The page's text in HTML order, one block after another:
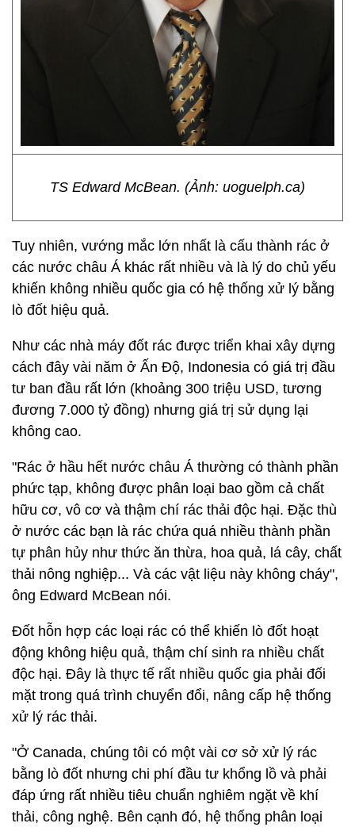
TS Edward McBean. (Ảnh: uoguelph.ca)
Tuy nhiên, vướng mắc lớn nhất là cấu thành rác ở
các nước châu Á khác rất nhiều và là lý do chủ yếu
khiến không nhiều quốc gia có hệ thống xử lý bằng
lò đốt hiệu quả.
Như các nhà máy đốt rác được triển khai xây dựng
cách đây vài năm ở Ấn Độ, Indonesia có giá trị đầu
tư ban đầu rất lớn (khoảng 300 triệu USD, tương
đương 7.000 tỷ đồng) nhưng giá trị sử dụng lại
không cao.
"Rác ở hầu hết nước châu Á thường có thành phần
phức tạp, không được phân loại bao gồm cả chất
hữu cơ, vô cơ và thậm chí rác thải độc hại. Đặc thù
ở nước các bạn là rác chứa quá nhiều thành phần
tự phân hủy như thức ăn thừa, hoa quả, lá cây, chất
thải nông nghiệp... Và các vật liệu này không cháy",
ông Edward McBean nói.
Đốt hỗn hợp các loại rác có thể khiến lò đốt hoạt
động không hiệu quả, thậm chí sinh ra nhiều chất
độc hại. Đây là thực tế rất nhiều quốc gia phải đối
mặt trong quá trình chuyển đổi, nâng cấp hệ thống
xử lý rác thải.
"Ở Canada, chúng tôi có một vài cơ sở xử lý rác
bằng lò đốt nhưng chi phí đầu tư khổng lồ và phải
đáp ứng rất nhiều tiêu chuẩn nghiêm ngặt về khí
thải, công nghệ. Bên cạnh đó, hệ thống phân loại